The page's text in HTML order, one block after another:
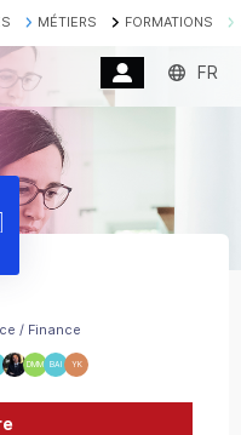
MÉTIERS FORMATIONS
FR
DMM BAI YK
/ Finance